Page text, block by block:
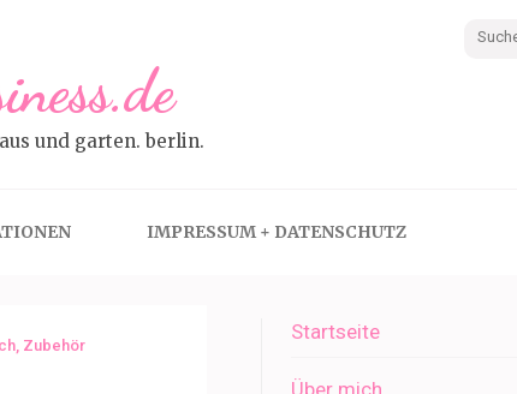
und garten. berlin.
IMPRESSUM + DATENSCHUTZ
, Zubehör
Startseite
Über mich